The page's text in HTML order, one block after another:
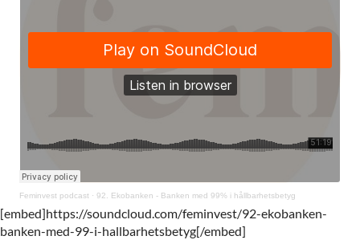
Feminvest podcast · 92. Ekobanken - Banken med 99% i hållbarhetsbetyg
[embed]https://soundcloud.com/feminvest/92-ekobanken-
banken-med-99-i-hallbarhetsbetyg[/embed]